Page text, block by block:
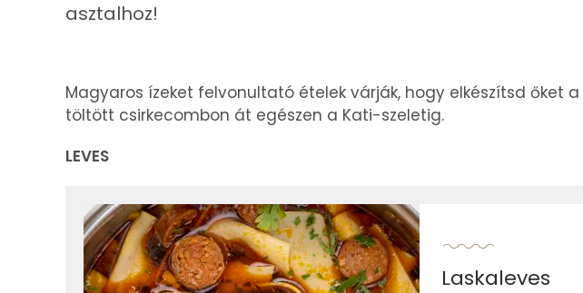
asztalhoz!
Magyaros ízeket felvonultató ételek várják, hogy elkészítsd őket
töltött csirkecombon át egészen a Kati-szeletig.
LEVES
Laskaleves